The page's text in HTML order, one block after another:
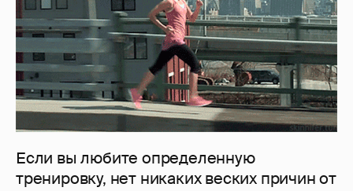
Если вы любите определенную
тренировку, нет никаких веских причин от